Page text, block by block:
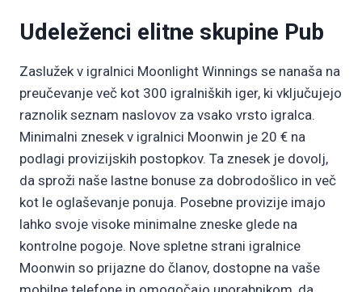
Udeleženci elitne skupine Pub
Zaslužek v igralnici Moonlight Winnings se nanaša na
preučevanje več kot 300 igralniških iger, ki vključujejo
raznolik seznam naslovov za vsako vrsto igralca.
Minimalni znesek v igralnici Moonwin je 20 € na
podlagi provizijskih postopkov. Ta znesek je dovolj,
da sproži naše lastne bonuse za dobrodošlico in več
kot le oglaševanje ponuja. Posebne provizije imajo
lahko svoje visoke minimalne zneske glede na
kontrolne pogoje. Nove spletne strani igralnice
Moonwin so prijazne do članov, dostopne na vaše